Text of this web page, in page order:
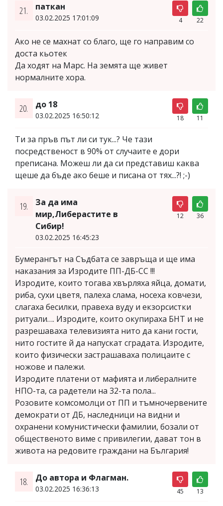
21. паткан
03.02.2025 17:01:09 4 22
Ако не се махнат со благо, ще го направим со
доста кьотек
Да ходят на Марс. На земята ще живет
нормалните хора.
20. до 18
03.02.2025 16:50:12 18 11
Ти за пръв път ли си тук...? Че тази
посредственост в 90% от случаите е дори
преписана. Можеш ли да си представиш каква
щеше да бъде ако беше и писана от тях...?! ;-)
19.
За да има
мир,Либерастите в
Сибир!
03.02.2025 16:45:23
12 36
Бумерангът на Съдбата се завръща и ще има
наказания за Изродите ПП-ДБ-СС !!!
Изродите, които тогава хвърляха яйца, домати,
риба, сухи цветя, палеха слама, носеха ковчези,
слагаха бесилки, правеха вуду и екзорсистки
ритуали…. Изродите, които окупираха БНТ и не
разрешаваха телевизията нито да кани гости,
нито гостите й да напускат сградата. Изродите,
които физически застрашаваха полицаите с
ножове и палежи.
Изродите платени от мафията и либералните
НПО-та, са радетели на 32-та пола...
Розовите комсомолци от ПП и тъмночервените
демократи от ДБ, наследници на видни и
охранени комунистически фамилии, бозали от
общественото виме с привилегии, дават тон в
живота на редовите граждани на България!
18. До автора и Флагман.
03.02.2025 16:36:13 45 13